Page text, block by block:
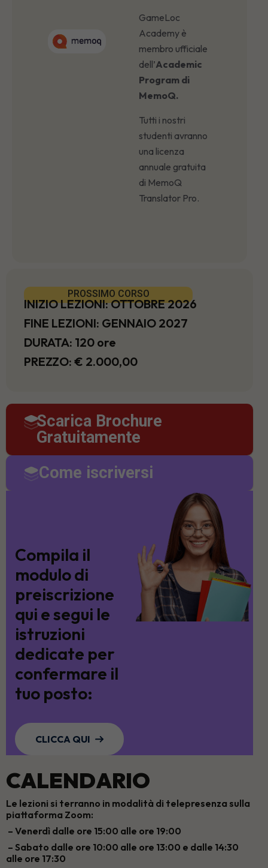
GameLoc
Academy è
membro ufficiale
dell’Academic
Program di
MemoQ.
Tutti i nostri
studenti avranno
una licenza
annuale gratuita
di MemoQ
Translator Pro.
PROSSIMO CORSO
INIZIO LEZIONI: OTTOBRE 2026
FINE LEZIONI: GENNAIO 2027
DURATA: 120 ore
PREZZO: € 2.000,00
Scarica Brochure
Gratuitamente
Come iscriversi
Compila il
modulo di
preiscrizione
qui e segui le
istruzioni
dedicate per
confermare il
tuo posto:
CLICCA QUI
CALENDARIO
Le lezioni si terranno in modalità di telepresenza sulla
piattaforma Zoom:
– Venerdì dalle ore 15:00 alle ore 19:00
– Sabato dalle ore 10:00 alle ore 13:00 e dalle 14:30
alle ore 17:30